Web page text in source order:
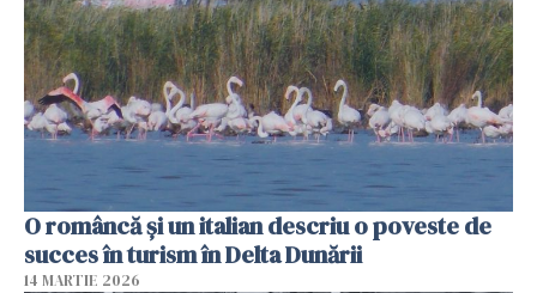
O româncă și un italian descriu o poveste de
succes în turism în Delta Dunării
14 MARTIE 2026